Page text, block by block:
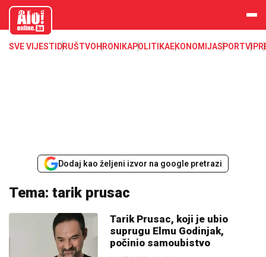
aloonline.b
SVE VIJESTI DRUŠTVOHRONIKAPOLITIKAEKONOMIJASPORTVIP
Dodaj kao željeni izvor na google pretrazi
Tema: tarik prusac
Tarik Prusac, koji je ubio
suprugu Elmu Godinjak,
počinio samoubistvo